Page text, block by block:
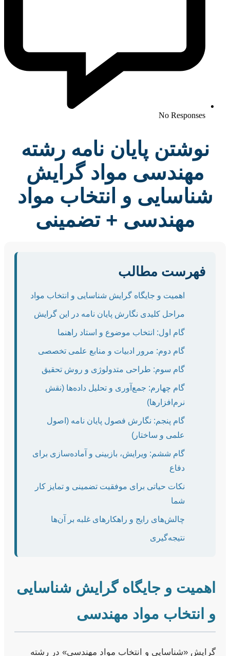
No Responses
نوشتن پایان نامه رشته
مهندسی مواد گرایش
شناسایی و انتخاب مواد
مهندسی + تضمینی
فهرست مطالب
اهمیت و جایگاه گرایش شناسایی و انتخاب مواد
مراحل کلیدی نگارش پایان نامه در این گرایش
گام اول: انتخاب موضوع و استاد راهنما
گام دوم: مرور ادبیات و منابع علمی تخصصی
گام سوم: طراحی متدولوژی و روش تحقیق
گام چهارم: جمع‌آوری و تحلیل داده‌ها (نقش
نرم‌افزارها)
گام پنجم: نگارش فصول پایان نامه (اصول
علمی و ساختار)
گام ششم: ویرایش، بازبینی و آماده‌سازی برای
دفاع
نکات حیاتی برای موفقیت تضمینی و تمایز کار
شما
چالش‌های رایج و راهکارهای غلبه بر آن‌ها
نتیجه‌گیری
اهمیت و جایگاه گرایش شناسایی
و انتخاب مواد مهندسی
گرایش «شناسایی و انتخاب مواد مهندسی» در رشته